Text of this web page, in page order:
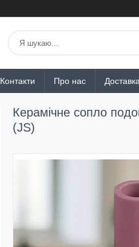
Контакти Про нас
Керамічне сопло
(JS)